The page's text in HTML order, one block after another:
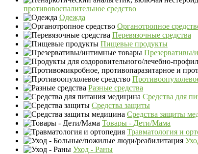
противовоспалительное средство
Одежда
Органотропное
Перевязочные средства
Пищевые продукты
Презервативы/
Разные средства
Средства для
Средства защиты
Средства защиты
Товары - Дети/Мама
Травматология и
Уход - Раны